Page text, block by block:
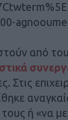
από
ή «να